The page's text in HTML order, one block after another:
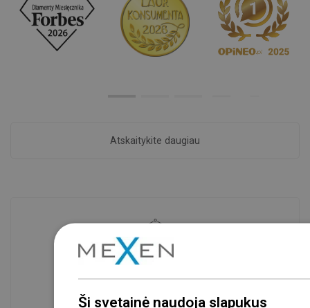
Atskaitykite daugiau
Prekių prieinamumas
Mūsų produktai jūsų laukia moderniame
sandėlyje.Visada pasirengusi išsiųsti!
Ši svetainė naudoja slapukus